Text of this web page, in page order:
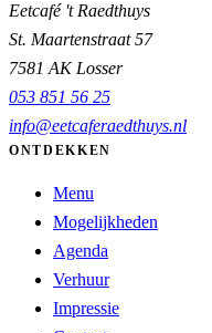
Eetcafé 't Raedthuys
St. Maartenstraat 57
7581 AK Losser
053 851 56 25
info@eetcaferaedthuys.nl
ONTDEKKEN
Menu
Mogelijkheden
Agenda
Verhuur
Impressie